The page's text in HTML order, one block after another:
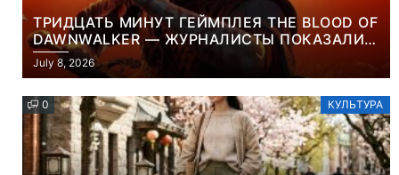
ТРИДЦАТЬ МИНУТ ГЕЙМПЛЕЯ THE BLOOD OF
DAWNWALKER — ЖУРНАЛИСТЫ ПОКАЗАЛИ
НАЧАЛО НОВОЙ ИГРЫ ОТ ВЕТЕРАНОВ CD
PROJEKT RED
July 8, 2026
0 КУЛЬТУРА